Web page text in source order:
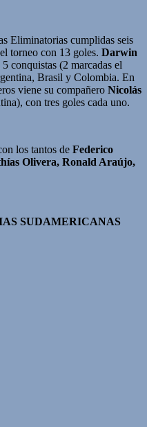
Eliminatorias cumplidas seis
torneo con 13 goles. Darwin
conquistas (2 marcadas el
Brasil y Colombia. En
viene su compañero Nicolás
con tres goles cada uno.
los tantos de Federico
Olivera, Ronald Araújo,
SUDAMERICANAS